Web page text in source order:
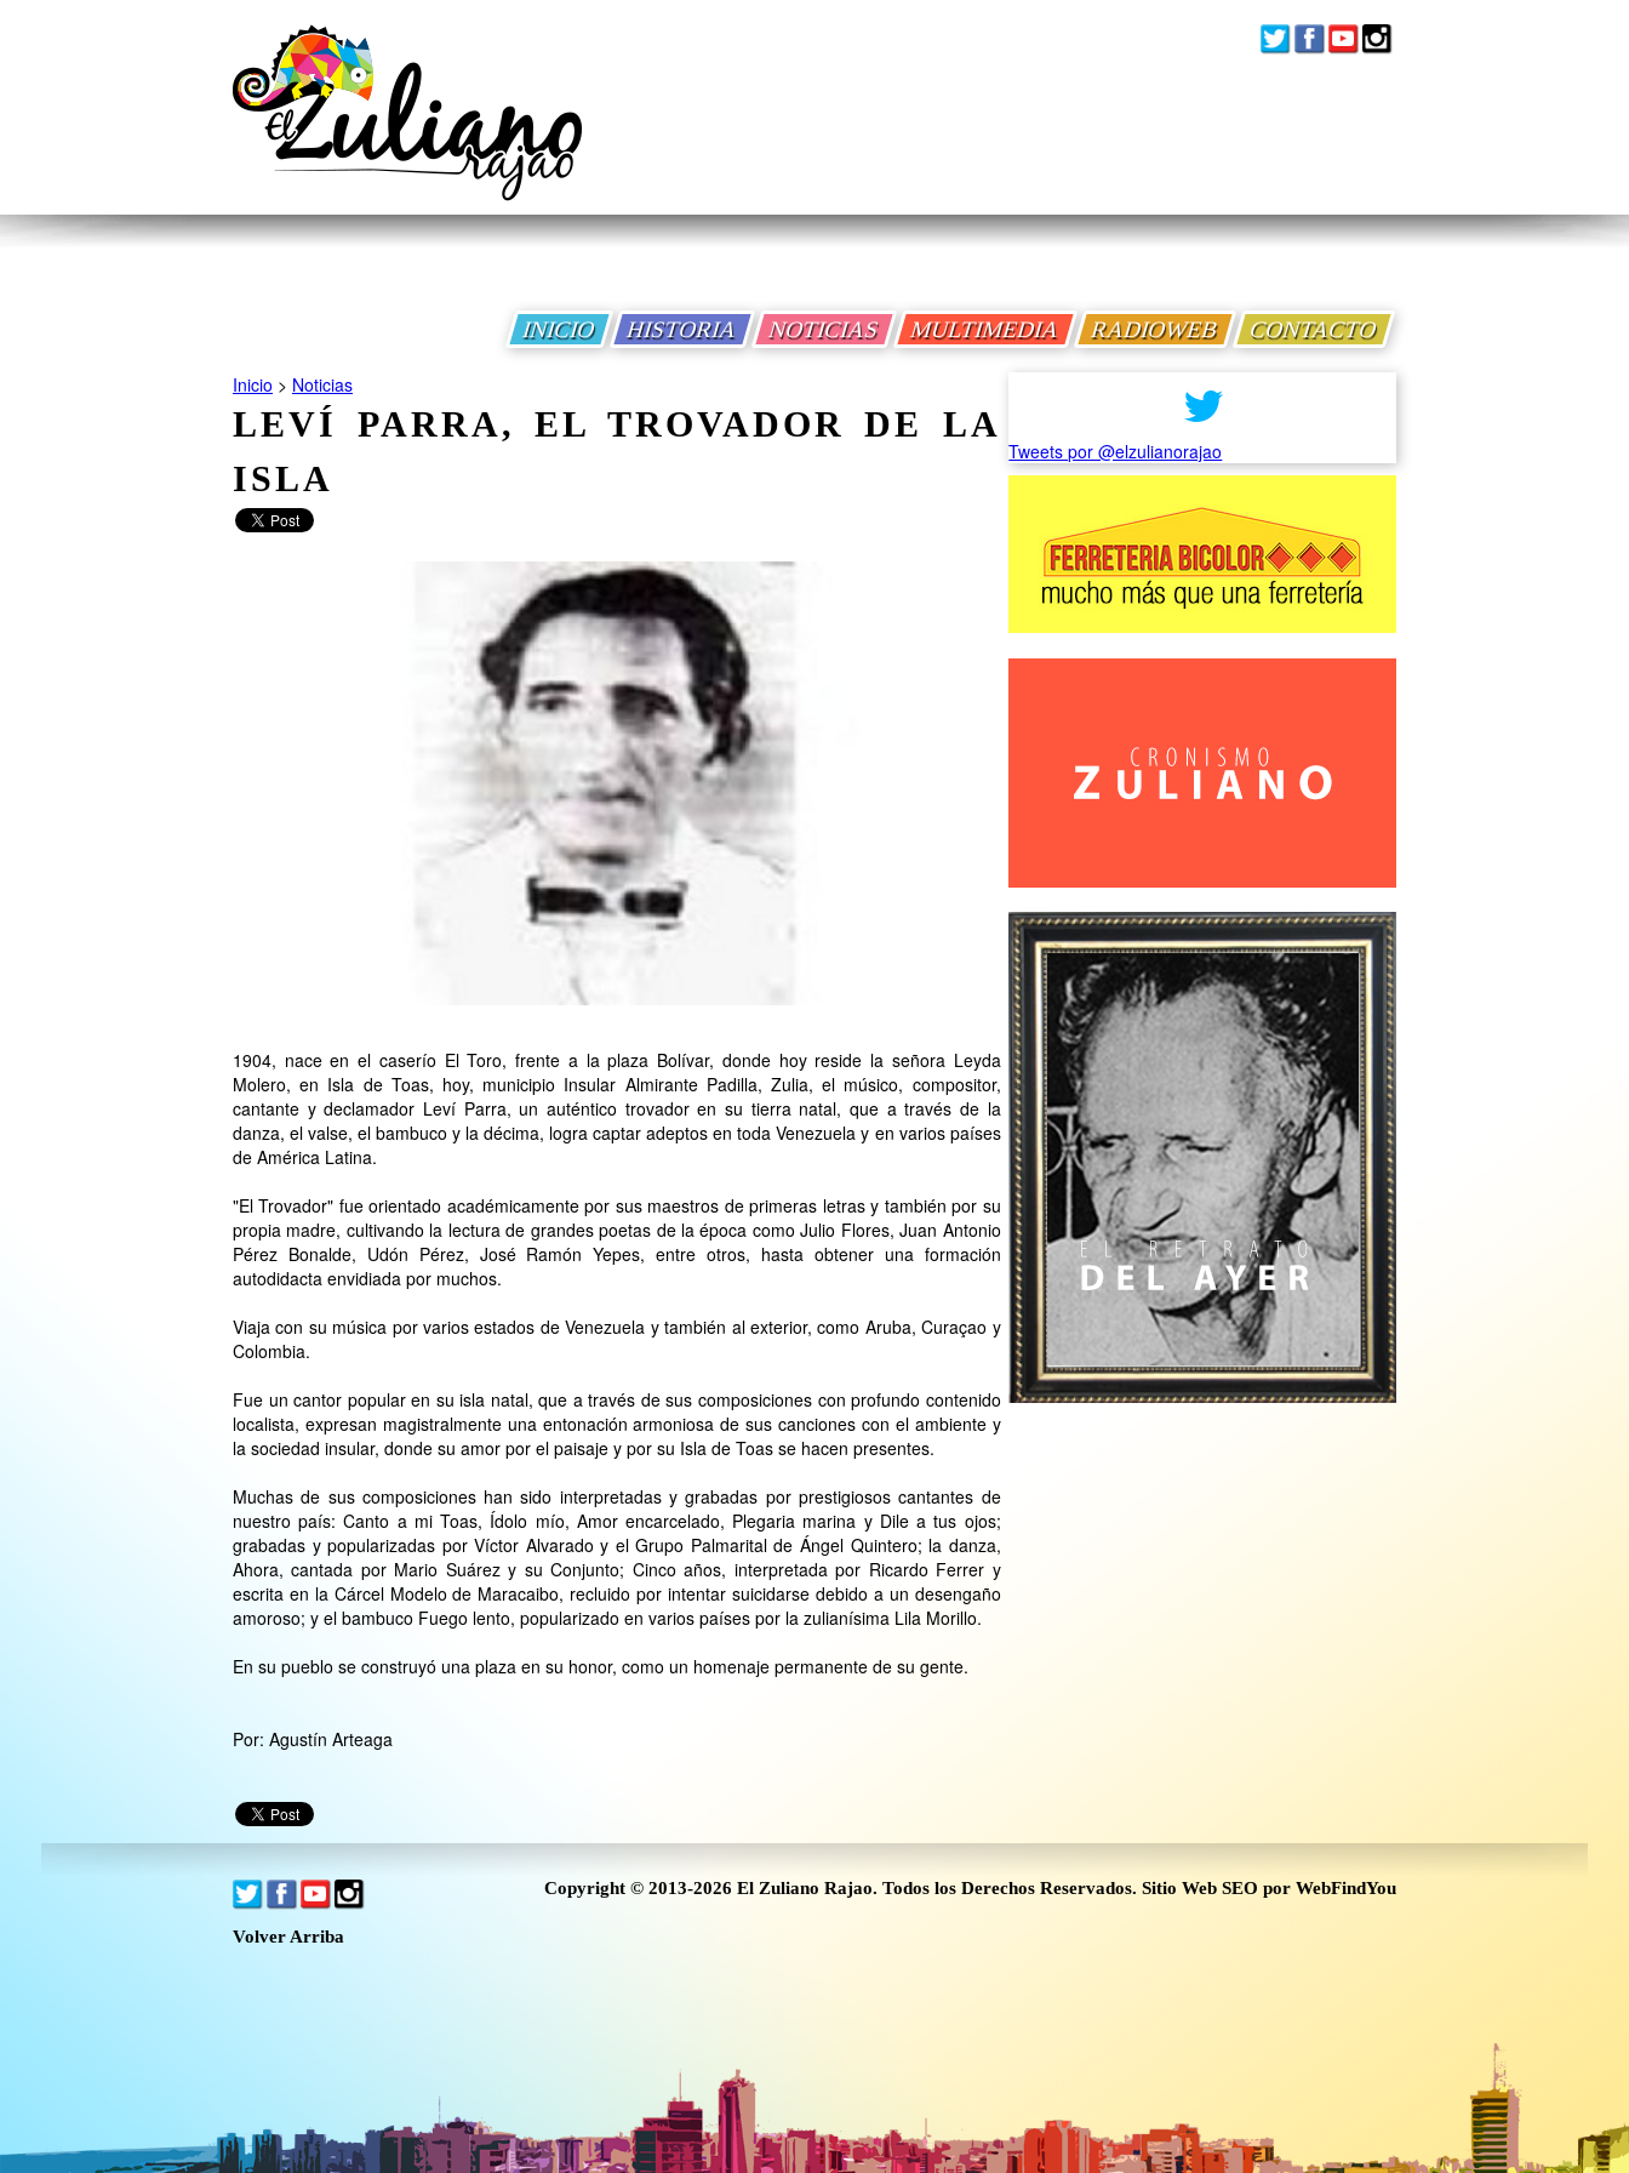
INICIO HISTORIA NOTICIAS MULTIMEDIA RADIOWEB CONTACTO
Inicio > Noticias
LEVÍ PARRA, EL TROVADOR DE LA
ISLA
1904, nace en el caserío El Toro, frente a la plaza Bolívar, donde hoy reside la señora Leyda
Molero, en Isla de Toas, hoy, municipio Insular Almirante Padilla, Zulia, el músico, compositor,
cantante y declamador Leví Parra, un auténtico trovador en su tierra natal, que a través de la
danza, el valse, el bambuco y la décima, logra captar adeptos en toda Venezuela y en varios países
de América Latina.
"El Trovador" fue orientado académicamente por sus maestros de primeras letras y también por su
propia madre, cultivando la lectura de grandes poetas de la época como Julio Flores, Juan Antonio
Pérez Bonalde, Udón Pérez, José Ramón Yepes, entre otros, hasta obtener una formación
autodidacta envidiada por muchos.
Viaja con su música por varios estados de Venezuela y también al exterior, como Aruba, Curaçao y
Colombia.
Fue un cantor popular en su isla natal, que a través de sus composiciones con profundo contenido
localista, expresan magistralmente una entonación armoniosa de sus canciones con el ambiente y
la sociedad insular, donde su amor por el paisaje y por su Isla de Toas se hacen presentes.
Muchas de sus composiciones han sido interpretadas y grabadas por prestigiosos cantantes de
nuestro país: Canto a mi Toas, Ídolo mío, Amor encarcelado, Plegaria marina y Dile a tus ojos;
grabadas y popularizadas por Víctor Alvarado y el Grupo Palmarital de Ángel Quintero; la danza,
Ahora, cantada por Mario Suárez y su Conjunto; Cinco años, interpretada por Ricardo Ferrer y
escrita en la Cárcel Modelo de Maracaibo, recluido por intentar suicidarse debido a un desengaño
amoroso; y el bambuco Fuego lento, popularizado en varios países por la zulianísima Lila Morillo.
En su pueblo se construyó una plaza en su honor, como un homenaje permanente de su gente.
Por: Agustín Arteaga
Tweets por @elzulianorajao
Copyright © 2013-2026 El Zuliano Rajao. Todos los Derechos Reservados. Sitio Web SEO por WebFindYou
Volver Arriba